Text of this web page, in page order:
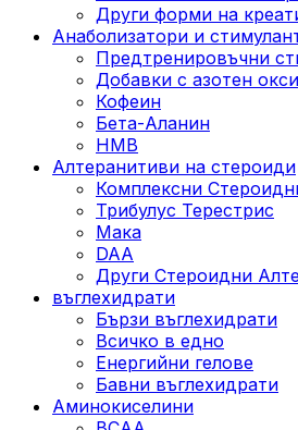
Други форми на
Анаболизатори и
Предтренировъчни
Добавки с азотен
Кофеин
Бета-Аланин
HMB
Алтеранитиви на стероиди
Комплексни
Трибулус Терестрис
Maка
DAA
Други Стероидни
въглехидрати
Бързи въглехидрати
Всичко в едно
Енергийни гелове
Бавни въглехидрати
Аминокиселини